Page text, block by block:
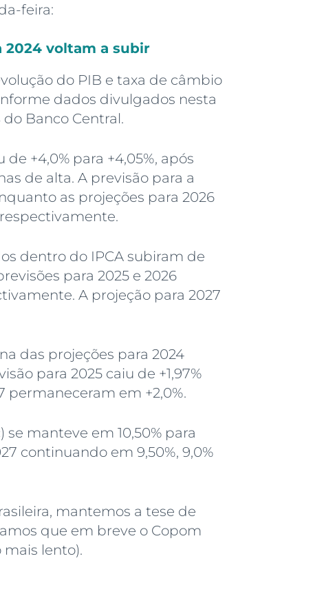
feira:
2024 voltam a subir
do PIB e taxa de câmbio
dados divulgados nesta
do Banco Central.
+4,0% para +4,05%, após
de alta. A previsão para a
as projeções para 2026
respectivamente.
dentro do IPCA subiram de
para 2025 e 2026
A projeção para 2027
das projeções para 2024
para 2025 caiu de +1,97%
permaneceram em +2,0%.
manteve em 10,50% para
continuando em 9,50%, 9,0%
mantemos a tese de
que em breve o Copom
lento).